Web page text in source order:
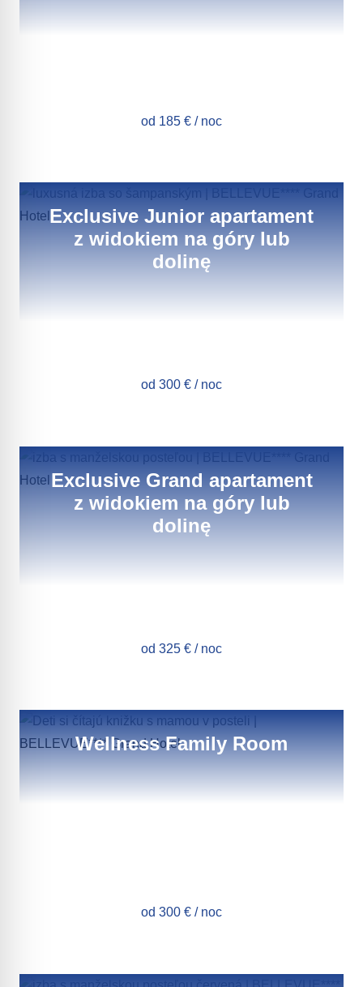
od 185 € / noc
Exclusive Junior apartament
z widokiem na góry lub
dolinę
od 300 € / noc
Exclusive Grand apartament
z widokiem na góry lub
dolinę
od 325 € / noc
Wellness Family Room
od 300 € / noc